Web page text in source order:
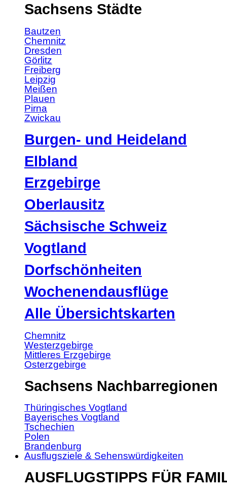
Sachsens Städte
Bautzen
Chemnitz
Dresden
Görlitz
Freiberg
Leipzig
Meißen
Plauen
Pirna
Zwickau
Burgen- und Heideland
Elbland
Erzgebirge
Oberlausitz
Sächsische Schweiz
Vogtland
Dorfschönheiten
Wochenendausflüge
Alle Übersichtskarten
Chemnitz
Westerzgebirge
Mittleres Erzgebirge
Osterzgebirge
Sachsens Nachbarregionen
Thüringisches Vogtland
Bayerisches Vogtland
Tschechien
Polen
Brandenburg
Ausflugsziele & Sehenswürdigkeiten
AUSFLUGSTIPPS FÜR